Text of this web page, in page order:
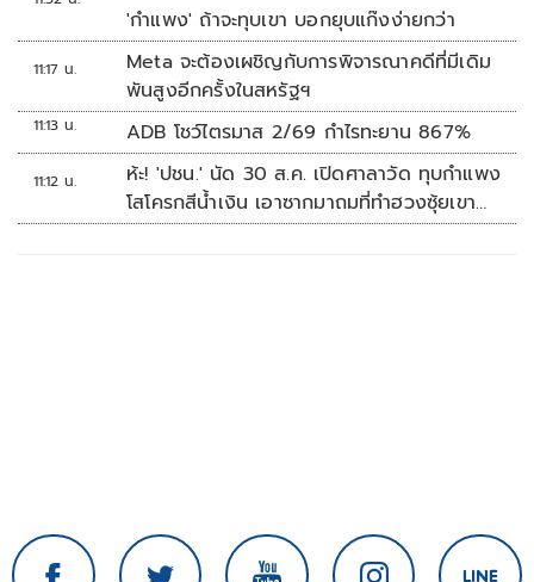
'กำแพง' ถ้าจะทุบเขา บอกยุบแก๊งง่ายกว่า
11:17 น.
Meta จะต้องเผชิญกับการพิจารณาคดีที่มีเดิม
พันสูงอีกครั้งในสหรัฐฯ
11:13 น. ADB โชว์ไตรมาส 2/69 กำไรทะยาน 867%
11:12 น.
ห้ะ! 'ปชน.' นัด 30 ส.ค. เปิดศาลาวัด ทุบกำแพง
โสโครกสีน้ำเงิน เอาซากมาถมที่ทำฮวงซุ้ยเขา
กระโดง